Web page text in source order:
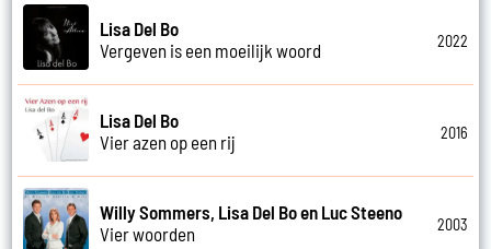
Lisa Del Bo
Vergeven is een moeilijk woord
2022
Lisa Del Bo
Vier azen op een rij
2016
Willy Sommers, Lisa Del Bo en Luc Steeno
Vier woorden
2003